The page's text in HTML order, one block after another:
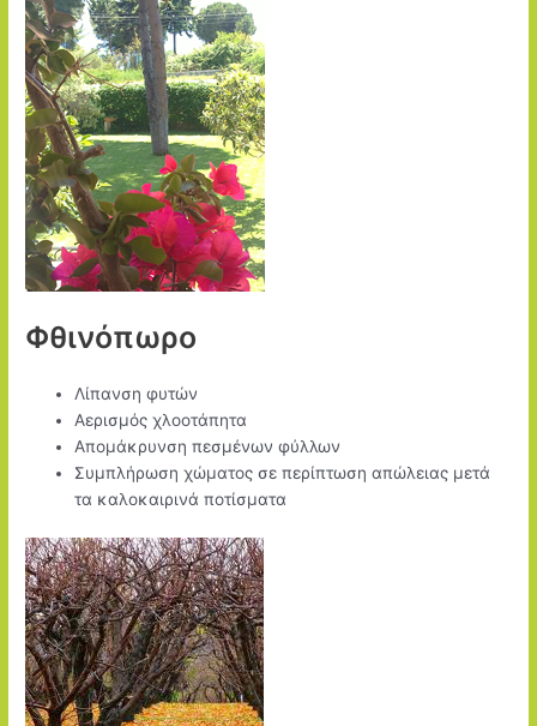
Φθινόπωρο
Λίπανση φυτών
Αερισμός χλοοτάπητα
Απομάκρυνση πεσμένων φύλλων
Συμπλήρωση χώματος σε περίπτωση απώλειας μετά
τα καλοκαιρινά ποτίσματα